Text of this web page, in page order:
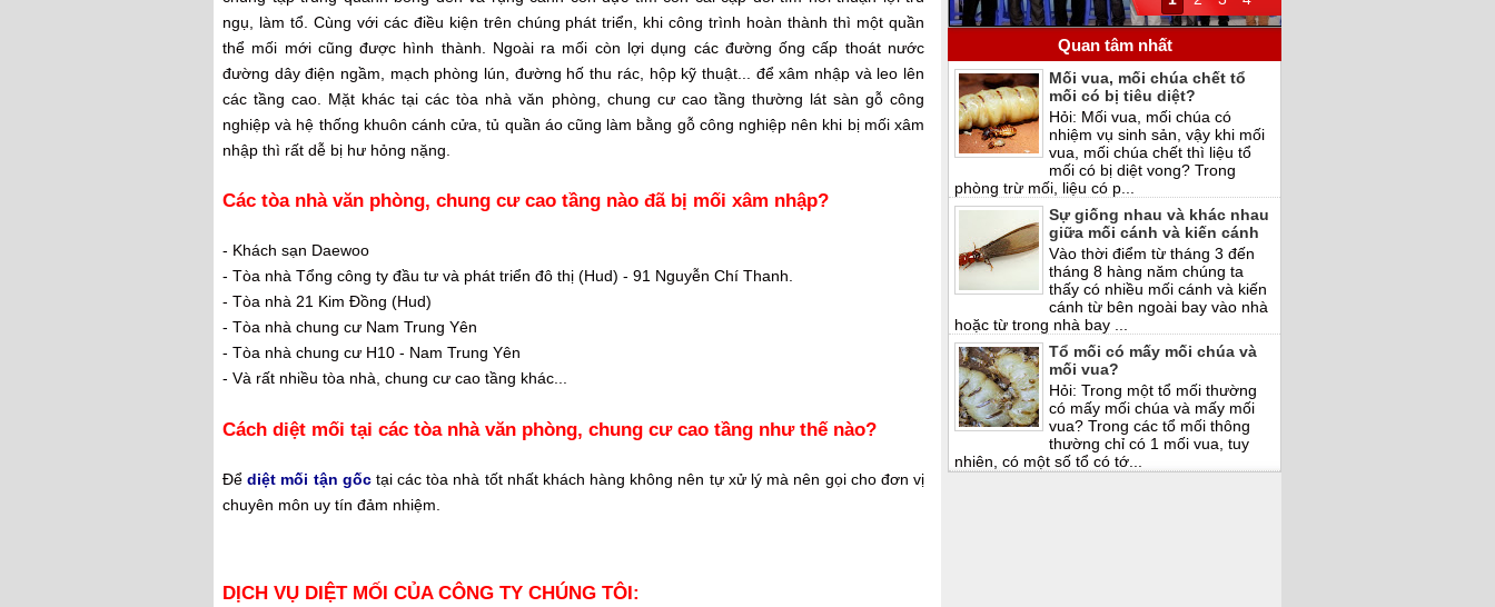
ngụ, làm tổ. Cùng với các điều kiện trên chúng phát triển, khi công trình hoàn thành thì một quần
thể mối mới cũng được hình thành. Ngoài ra mối còn lợi dụng các đường ống cấp thoát nước
đường dây điện ngầm, mạch phòng lún, đường hố thu rác, hộp kỹ thuật... để xâm nhập và leo lên
các tầng cao. Mặt khác tại các tòa nhà văn phòng, chung cư cao tầng thường lát sàn gỗ công
nghiệp và hệ thống khuôn cánh cửa, tủ quần áo cũng làm bằng gỗ công nghiệp nên khi bị mối xâm
nhập thì rất dễ bị hư hỏng nặng.
Các tòa nhà văn phòng, chung cư cao tầng nào đã bị mối xâm nhập?
- Khách sạn Daewoo
- Tòa nhà Tổng công ty đầu tư và phát triển đô thị (Hud) - 91 Nguyễn Chí Thanh.
- Tòa nhà 21 Kim Đồng (Hud)
- Tòa nhà chung cư Nam Trung Yên
- Tòa nhà chung cư H10 - Nam Trung Yên
- Và rất nhiều tòa nhà, chung cư cao tầng khác...
Cách diệt mối tại các tòa nhà văn phòng, chung cư cao tầng như thế nào?
Đểdiệt mối tận gốctại các tòa nhà tốt nhất khách hàng không nên tự xử lý mà nên gọi cho đơn vị
chuyên môn uy tín đảm nhiệm.
DỊCH VỤ DIỆT MỐI CỦA CÔNG TY CHÚNG TÔI:
Quan tâm nhất
Mối vua, mối chúa chết tổ
mối có bị tiêu diệt?
Hỏi: Mối vua, mối chúa có
nhiệm vụ sinh sản, vậy khi mối
vua, mối chúa chết thì liệu tổ
mối có bị diệt vong? Trong
phòng trừ mối, liệu có p...
Sự giống nhau và khác nhau
giữa mối cánh và kiến cánh
Vào thời điểm từ tháng 3 đến
tháng 8 hàng năm chúng ta
thấy có nhiều mối cánh và kiến
cánh từ bên ngoài bay vào nhà
hoặc từ trong nhà bay ...
Tổ mối có mấy mối chúa và
mối vua?
Hỏi: Trong một tổ mối thường
có mấy mối chúa và mấy mối
vua? Trong các tổ mối thông
thường chỉ có 1 mối vua, tuy
nhiên, có một số tổ có tớ...